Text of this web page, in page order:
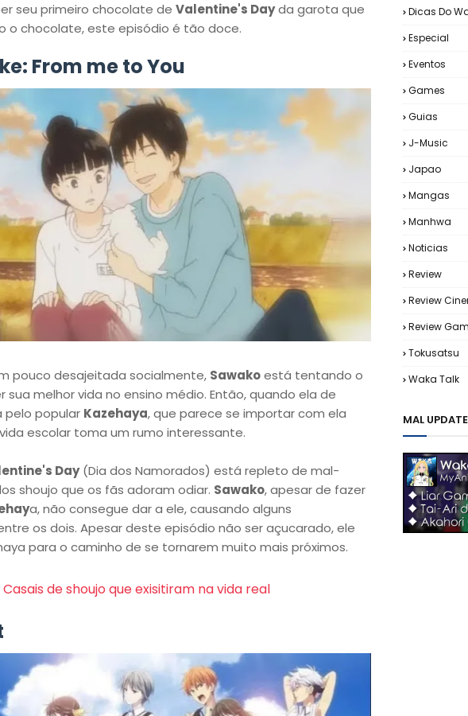
seu primeiro chocolate de Valentine's Dayda garota que
o chocolate, este episódio é tão doce.
From me to You
pouco desajeitada socialmente, Sawakoestá tentando o
sua melhor vida no ensino médio. Então, quando ela de
pelo popular Kazehaya, que parece se importar com ela
escolar toma um rumo interessante.
Day(Dia dos Namorados) está repleto de mal-
shoujo que os fãs adoram odiar. Sawako, apesar de fazer
a, não consegue dar a ele, causando alguns
os dois. Apesar deste episódio não ser açucarado, ele
para o caminho de se tornarem muito mais próximos.
Casais de shoujo que exisitiram na vida real
Dicas Do
Especial
Eventos
Games
Guias
J-Music
Japao
Mangas
Manhwa
Noticias
Review
Review
Review
Tokusatsu
Waka Talk
MAL UPDATE